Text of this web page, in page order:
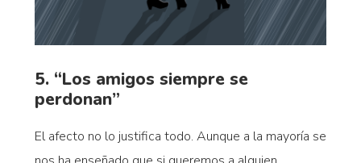
5. “Los amigos siempre se
perdonan”
El afecto no lo justifica todo. Aunque a la mayoría se